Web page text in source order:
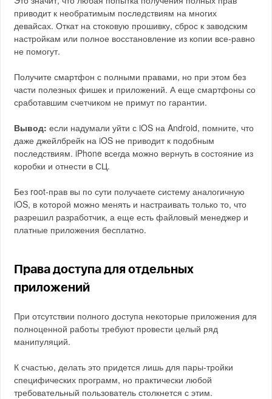
приводит к необратимым последствиям на многих
девайсах. Откат на стоковую прошивку, сброс к заводским
настройкам или полное восстановление из копии все-равно
не помогут.
Получите смартфон с полными правами, но при этом без
части полезных фишек и приложений. А еще смартфоны со
сработавшим счетчиком не примут по гарантии.
Вывод: если надумали уйти с iOS на Android, помните, что
даже джейлбрейк на iOS не приводит к подобным
последствиям. iPhone всегда можно вернуть в состояние из
коробки и отнести в СЦ.
Без root-прав вы по сути получаете систему аналогичную
iOS, в которой можно менять и настраивать только то, что
разрешил разработчик, а еще есть файловый менеджер и
платные приложения бесплатно.
Права доступа для отдельных
приложений
При отсутствии полного доступа некоторые приложения для
полноценной работы требуют провести целый ряд
манипуляций.
К счастью, делать это придется лишь для пары-тройки
специфических программ, но практически любой
требовательный пользователь столкнется с этим.